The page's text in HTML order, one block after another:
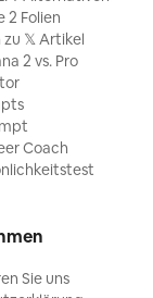
2 Folien
zu 𝕏 Artikel
2 vs. Pro
Coach
Sie uns